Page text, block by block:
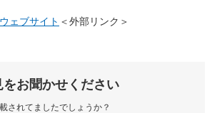
ェブサイト ＜外部リンク＞
お聞かせください
されてましたでしょうか？